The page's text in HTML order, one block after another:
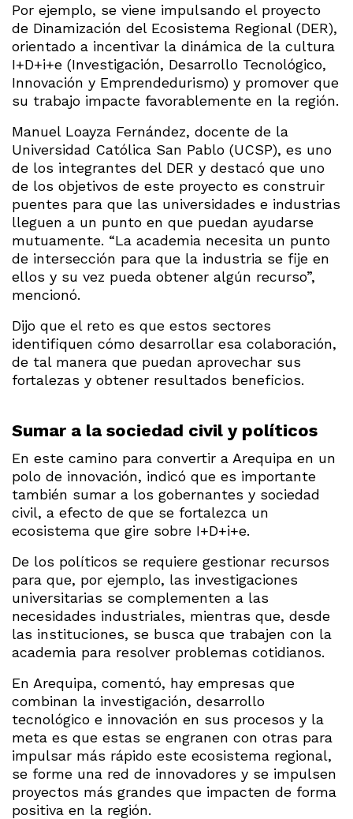
Por ejemplo, se viene impulsando el proyecto
de Dinamización del Ecosistema Regional (DER),
orientado a incentivar la dinámica de la cultura
I+D+i+e (Investigación, Desarrollo Tecnológico,
Innovación y Emprendedurismo) y promover que
su trabajo impacte favorablemente en la región.
Manuel Loayza Fernández, docente de la
Universidad Católica San Pablo (UCSP), es uno
de los integrantes del DER y destacó que uno
de los objetivos de este proyecto es construir
puentes para que las universidades e industrias
lleguen a un punto en que puedan ayudarse
mutuamente. “La academia necesita un punto
de intersección para que la industria se fije en
ellos y su vez pueda obtener algún recurso”,
mencionó.
Dijo que el reto es que estos sectores
identifiquen cómo desarrollar esa colaboración,
de tal manera que puedan aprovechar sus
fortalezas y obtener resultados beneficios.
Sumar a la sociedad civil y políticos
En este camino para convertir a Arequipa en un
polo de innovación, indicó que es importante
también sumar a los gobernantes y sociedad
civil, a efecto de que se fortalezca un
ecosistema que gire sobre I+D+i+e.
De los políticos se requiere gestionar recursos
para que, por ejemplo, las investigaciones
universitarias se complementen a las
necesidades industriales, mientras que, desde
las instituciones, se busca que trabajen con la
academia para resolver problemas cotidianos.
En Arequipa, comentó, hay empresas que
combinan la investigación, desarrollo
tecnológico e innovación en sus procesos y la
meta es que estas se engranen con otras para
impulsar más rápido este ecosistema regional,
se forme una red de innovadores y se impulsen
proyectos más grandes que impacten de forma
positiva en la región.